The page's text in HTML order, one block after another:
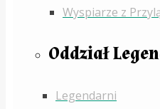
Wyspiarze z
Oddział
Legendarni